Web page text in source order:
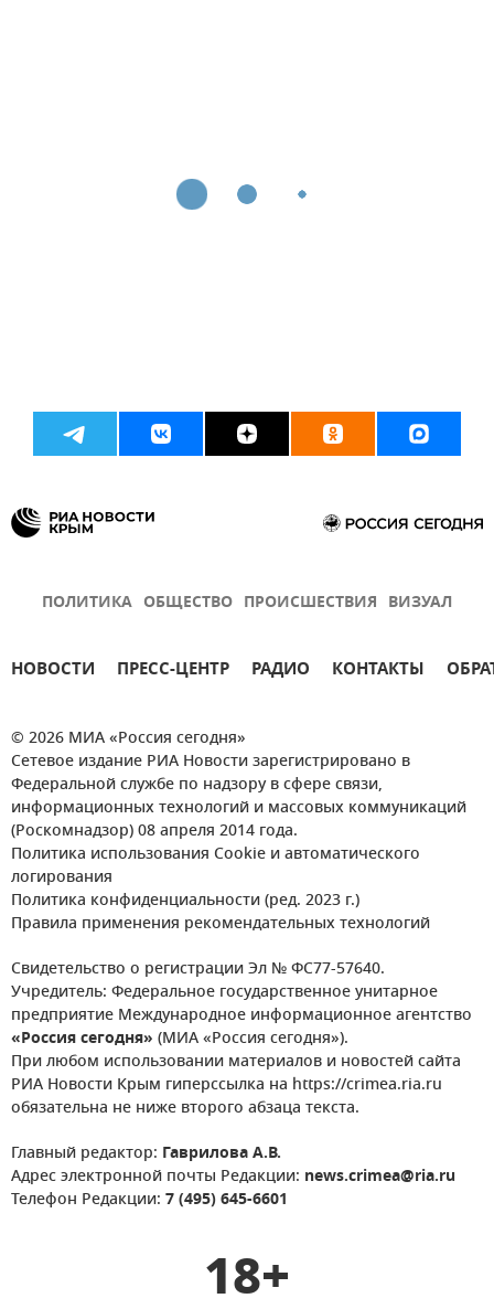
ПОЛИТИКА ОБЩЕСТВО ПРОИСШЕСТВИЯ ВИЗУАЛ
НОВОСТИ ПРЕСС-ЦЕНТР РАДИО КОНТАКТЫ
© 2026 МИА «Россия сегодня»
Сетевое издание РИА Новости зарегистрировано в
Федеральной службе по надзору в сфере связи,
информационных технологий и массовых коммуникаций
(Роскомнадзор) 08 апреля 2014 года.
Политика использования Cookie и автоматического
логирования
Политика конфиденциальности (ред. 2023 г.)
Правила применения рекомендательных технологий
Свидетельство о регистрации Эл № ФС77-57640.
Учредитель: Федеральное государственное унитарное
предприятие Международное информационное агентство
«Россия сегодня» (МИА «Россия сегодня»).
При любом использовании материалов и новостей сайта
РИА Новости Крым гиперссылка на https://crimea.ria.ru
обязательна не ниже второго абзаца текста.
Главный редактор: Гаврилова А.В.
Адрес электронной почты Редакции: news.crimea@ria.ru
Телефон Редакции: 7 (495) 645-6601
18+